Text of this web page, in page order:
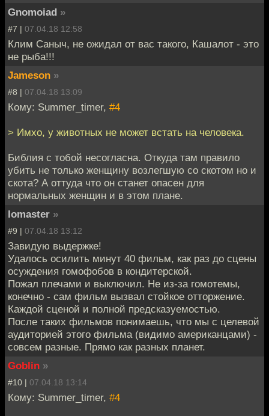
Gnomoiad »
#7 | 07.04.18 12:58
Клим Саныч, не ожидал от вас такого, Кашалот - это
не рыба!!!
Jameson »
#8 | 07.04.18 13:09
Кому: Summer_timer, #4
> Имхо, у животных не может встать на человека.
Библия с тобой несогласна. Откуда там правило
убить не только женщину возлегшую со скотом но и
скота? А оттуда что он станет опасен для
нормальных женщин и в этом плане.
lomaster »
#9 | 07.04.18 13:12
Завидую выдержке!
Удалось осилить минут 40 фильм, как раз до сцены
осуждения гомофобов в кондитерской.
Пожал плечами и выключил. Не из-за гомотемы,
конечно - сам фильм вызвал стойкое отторжение.
Каждой сценой и полной предсказуемостью.
После таких фильмов понимаешь, что мы с целевой
аудиторией этого фильма (видимо американцами) -
совсем разные. Прямо как разных планет.
Goblin »
#10 | 07.04.18 13:14
Кому: Summer_timer, #4